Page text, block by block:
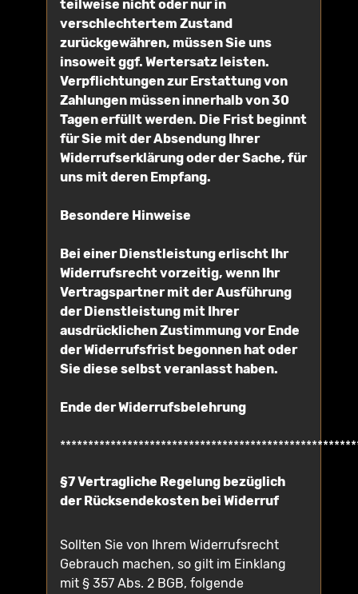
teilweise nicht oder nur in
verschlechtertem Zustand
zurückgewähren, müssen Sie uns
insoweit ggf. Wertersatz leisten.
Verpflichtungen zur Erstattung von
Zahlungen müssen innerhalb von 30
Tagen erfüllt werden. Die Frist beginnt
für Sie mit der Absendung Ihrer
Widerrufserklärung oder der Sache, für
uns mit deren Empfang.
Besondere Hinweise
Bei einer Dienstleistung erlischt Ihr
Widerrufsrecht vorzeitig, wenn Ihr
Vertragspartner mit der Ausführung
der Dienstleistung mit Ihrer
ausdrücklichen Zustimmung vor Ende
der Widerrufsfrist begonnen hat oder
Sie diese selbst veranlasst haben.
Ende der Widerrufsbelehrung
§7 Vertragliche Regelung bezüglich
der Rücksendekosten bei Widerruf
Sollten Sie von Ihrem Widerrufsrecht
Gebrauch machen, so gilt im Einklang
mit § 357 Abs. 2 BGB, folgende